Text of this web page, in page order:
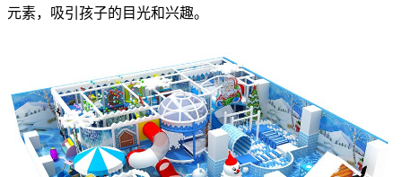
元素，吸引孩子的目光和兴趣。